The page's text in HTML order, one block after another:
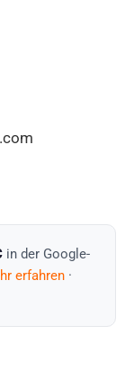
in der Google-
erfahren ·